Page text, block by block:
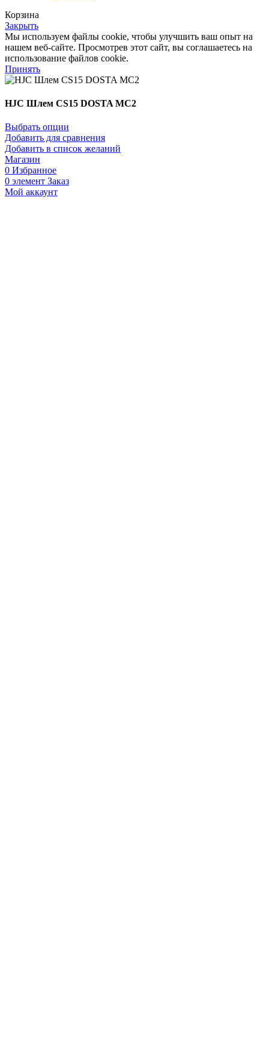
Корзина
Закрыть
Мы используем файлы cookie, чтобы улучшить ваш опыт на
нашем веб-сайте. Просмотрев этот сайт, вы соглашаетесь на
использование файлов cookie.
Принять
HJC Шлем CS15 DOSTA MC2
Выбрать опции
Добавить для сравнения
Добавить в список желаний
Магазин
0 Избранное
0 элемент Заказ
Мой аккаунт